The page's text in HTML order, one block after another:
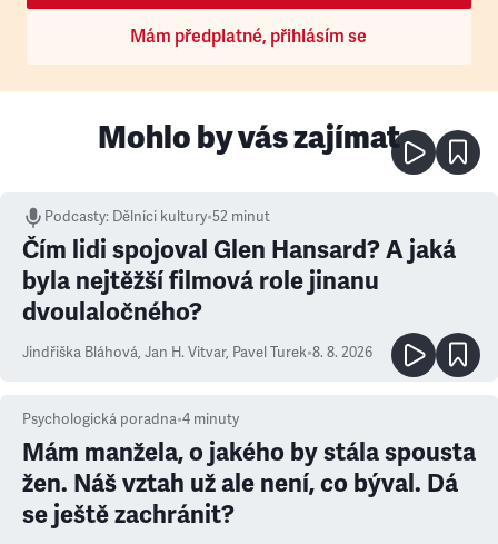
Mám předplatné, přihlásím se
Mohlo by vás zajímat
Podcasty: Dělníci kultury•52 minut
Čím lidi spojoval Glen Hansard? A jaká
byla nejtěžší filmová role jinanu
dvoulaločného?
Jindřiška Bláhová, Jan H. Vitvar, Pavel Turek•8. 8. 2026
Psychologická poradna•4 minuty
Mám manžela, o jakého by stála spousta
žen. Náš vztah už ale není, co býval. Dá
se ještě zachránit?